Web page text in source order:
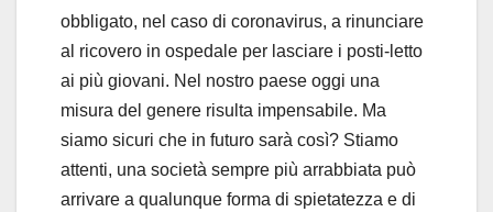
obbligato, nel caso di coronavirus, a rinunciare
al ricovero in ospedale per lasciare i posti-letto
ai più giovani. Nel nostro paese oggi una
misura del genere risulta impensabile. Ma
siamo sicuri che in futuro sarà così? Stiamo
attenti, una società sempre più arrabbiata può
arrivare a qualunque forma di spietatezza e di